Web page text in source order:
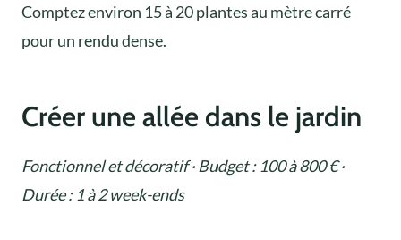
Comptez environ 15 à 20 plantes au mètre carré
pour un rendu dense.
Créer une allée dans le jardin
Fonctionnel et décoratif · Budget : 100 à 800 € ·
Durée : 1 à 2 week-ends